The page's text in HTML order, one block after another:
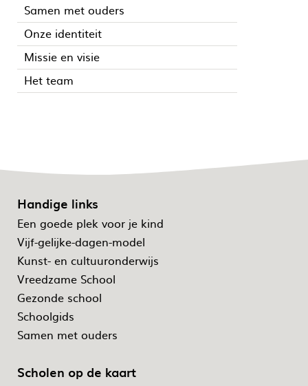
Samen met ouders
Onze identiteit
Missie en visie
Het team
Handige links
Een goede plek voor je kind
Vijf-gelijke-dagen-model
Kunst- en cultuuronderwijs
Vreedzame School
Gezonde school
Schoolgids
Samen met ouders
Scholen op de kaart